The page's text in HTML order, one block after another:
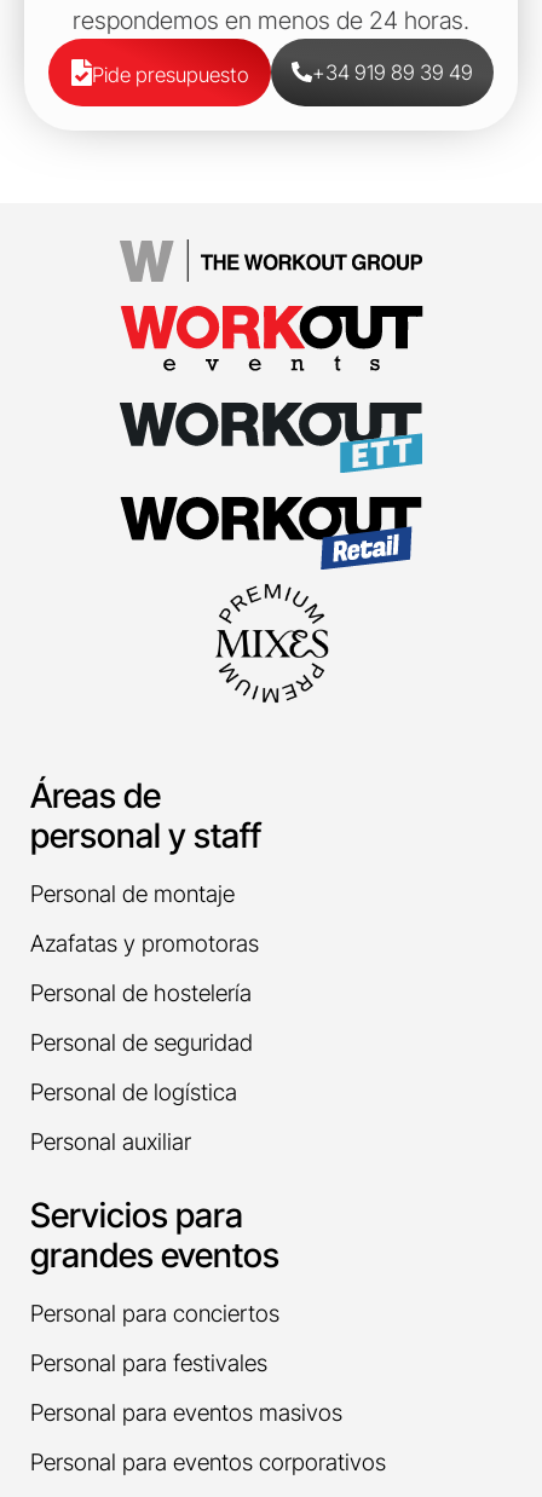
respondemos en menos de 24 horas.
Pide presupuesto +34 919 89 39 49
Áreas de
personal y staff
Personal de montaje
Azafatas y promotoras
Personal de hostelería
Personal de seguridad
Personal de logística
Personal auxiliar
Servicios para
grandes eventos
Personal para conciertos
Personal para festivales
Personal para eventos masivos
Personal para eventos corporativos